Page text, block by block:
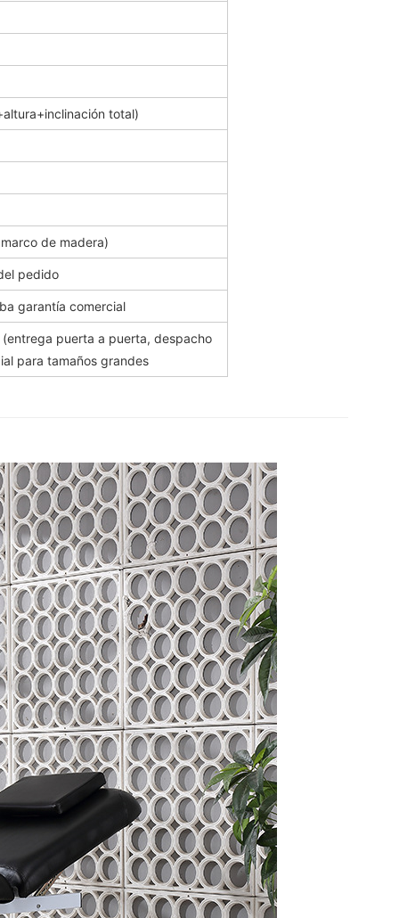
total)
de madera)
pedido
garantía comercial
(entrega puerta a puerta, despacho
para tamaños grandes